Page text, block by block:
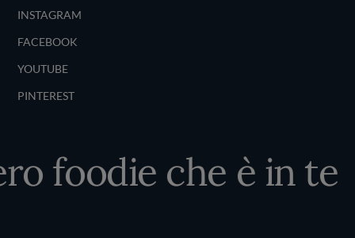
INSTAGRAM
FACEBOOK
YOUTUBE
PINTEREST
foodie che è in te